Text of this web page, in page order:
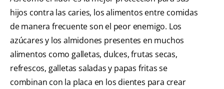
hijos contra las caries, los alimentos entre comidas
de manera frecuente son el peor enemigo. Los
azúcares y los almidones presentes en muchos
alimentos como galletas, dulces, frutas secas,
refrescos, galletas saladas y papas fritas se
combinan con la placa en los dientes para crear